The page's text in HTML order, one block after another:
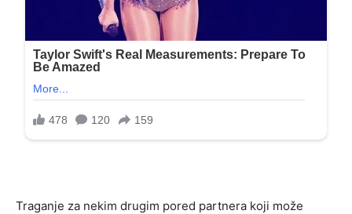
Traganje za nekim drugim pored partnera koji može